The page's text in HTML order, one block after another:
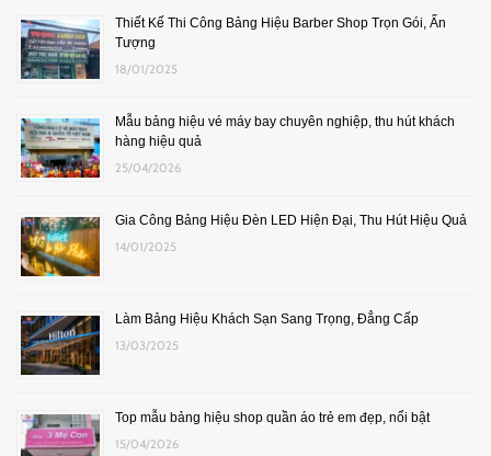
Thiết Kế Thi Công Bảng Hiệu Barber Shop Trọn Gói, Ấn
Tượng
18/01/2025
Mẫu bảng hiệu vé máy bay chuyên nghiệp, thu hút khách
hàng hiệu quả
25/04/2026
Gia Công Bảng Hiệu Đèn LED Hiện Đại, Thu Hút Hiệu Quả
14/01/2025
Làm Bảng Hiệu Khách Sạn Sang Trọng, Đẳng Cấp
13/03/2025
Top mẫu bảng hiệu shop quần áo trẻ em đẹp, nổi bật
15/04/2026